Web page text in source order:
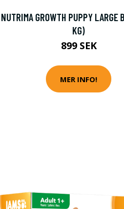
NUTRIMA GROWTH PUPPY LARGE
KG)
899 SEK
MER INFO!